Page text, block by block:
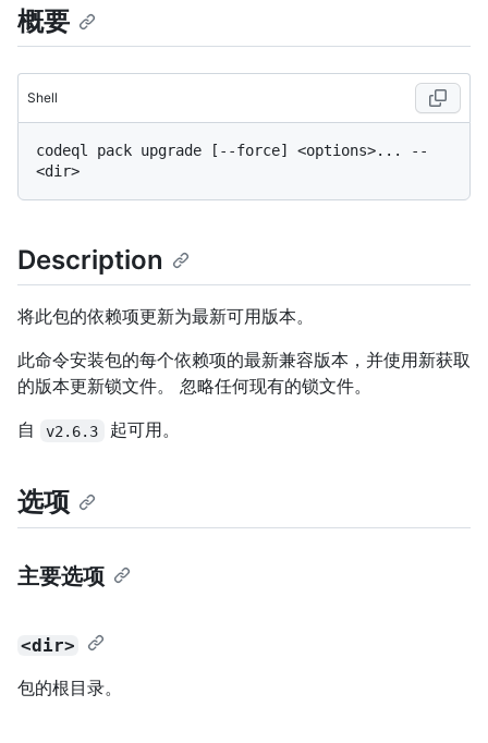
概要
Shell
codeql pack upgrade [--force] <options>... --
Description
将此包的依赖项更新为最新可用版本。
此命令安装包的每个依赖项的最新兼容版本，并使用新获取
的版本更新锁文件。 忽略任何现有的锁文件。
自
v2.6.3 起可用。
选项
主要选项
<dir>
包的根目录。